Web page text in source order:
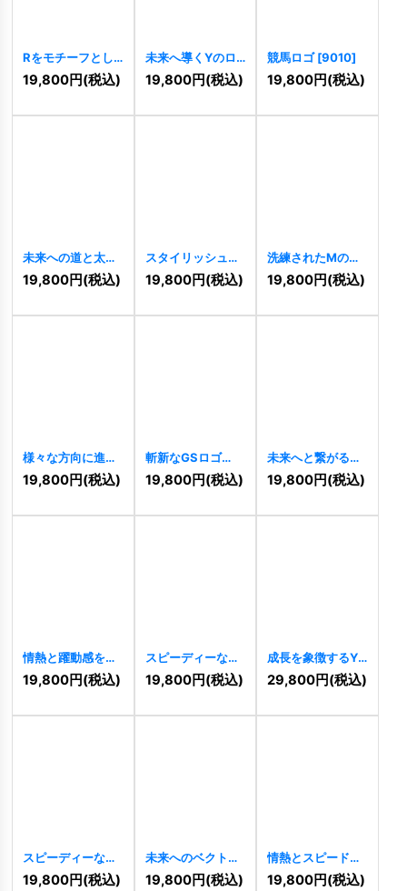
Rをモチーフとし
た矢印ロゴ
9065
19,800円(税込)
未来へ導くYのロ
ゴ[ 9025]
19,800円(税込)
競馬ロゴ [9010]
19,800円(税込)
未来への道と太陽
の光のロゴ
9009 ]
19,800円(税込)
スタイリッシュな
SKロゴ[8947]
19,800円(税込)
洗練されたMのロ
ゴ 8865]
19,800円(税込)
様々な方向に進む
矢印で作られた星
のロゴ [ 8810]
19,800円(税込)
斬新なGSロゴ
[8807]
19,800円(税込)
未来へと繋がる情
熱的なWのロゴ
8803 ]
19,800円(税込)
情熱と躍動感を纏
うNのロゴ
8634 ]
19,800円(税込)
スピーディーな解
決を導く、Cと指
先のロゴ [ 8602]
19,800円(税込)
成長を象徴するY
字型の円形ロゴ
8585
29,800円(税込)
スピーディーな未
来を拓く、TRロゴ
19,800円(税込)
未来へのベクト
ル、躍動感あふれ
19,800円(税込)
情熱とスピードを
表現した、力強い
19,800円(税込)